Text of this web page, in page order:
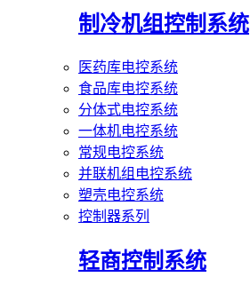
制冷机组控制系统
医药库电控系统
食品库电控系统
分体式电控系统
一体机电控系统
常规电控系统
并联机组电控系统
塑壳电控系统
控制器系列
轻商控制系统